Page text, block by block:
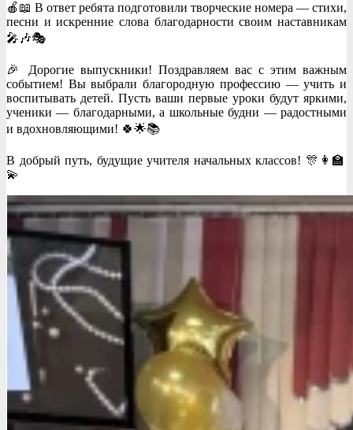
🍎📖 В ответ ребята подготовили творческие номера — стихи,
песни и искренние слова благодарности своим наставникам
🎤🎶🎭
🎉 Дорогие выпускники! Поздравляем вас с этим важным
событием! Вы выбрали благородную профессию — учить и
воспитывать детей. Пусть ваши первые уроки будут яркими,
ученики — благодарными, а школьные будни — радостными
и вдохновляющими! 🍀🌟📚
В добрый путь, будущие учителя начальных классов! 🎊👩‍🏫
💫